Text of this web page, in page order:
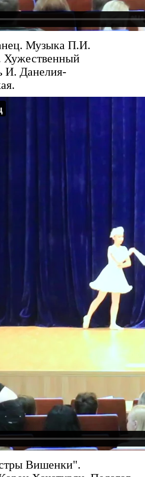
Музыка П.И.
Хужественный
И. Данелия-
Вишенки".